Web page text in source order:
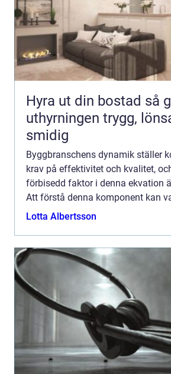
Hyra ut din bostad så gör du
uthyrningen trygg,
smidig
Byggbranschens dynamik ställer
krav på effektivitet och kvalitet,
förbisedd faktor i denna ekvation
Att förstå denna komponent kan
för framg&ar...
Lotta Albertsson